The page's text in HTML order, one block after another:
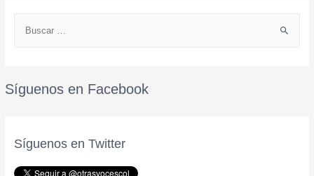
Síguenos en Facebook
Síguenos en Twitter